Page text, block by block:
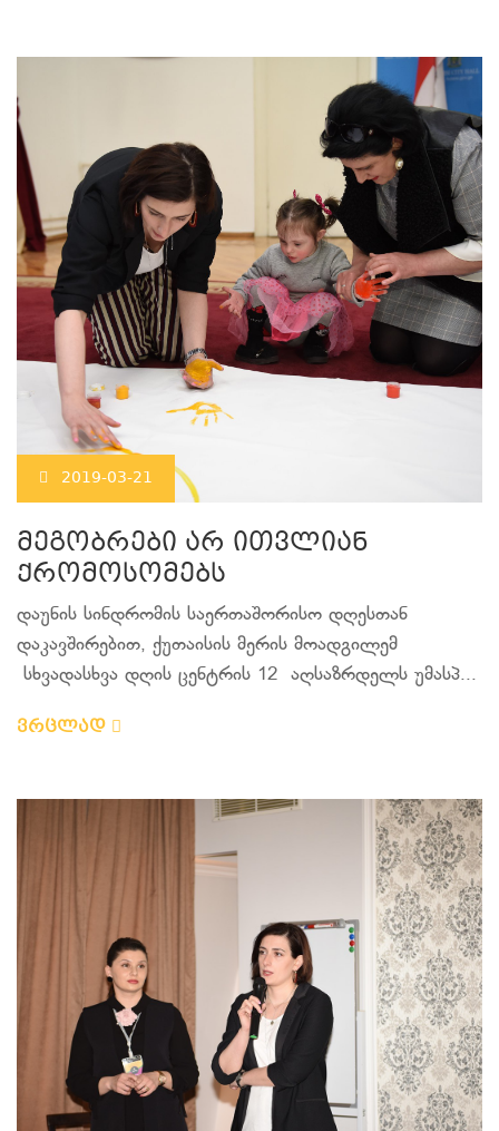
2019-03-21
მეგობრები არ ითვლიან
ქრომოსომებს
დაუნის სინდრომის საერთაშორისო დღესთან
დაკავშირებით, ქუთაისის მერის მოადგილემ
სხვადასხვა დღის ცენტრის 12 აღსაზრდელს უმასპ...
ვრცლად